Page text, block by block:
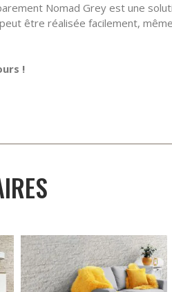
Nomad Grey est une
être réalisée facilement,
!